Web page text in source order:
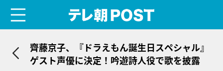
齊藤京子、『ドラえもん誕生日スペシャル』
ゲスト声優に決定！吟遊詩人役で歌を披露